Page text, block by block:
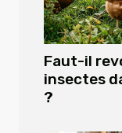
Faut-il
insectes
?